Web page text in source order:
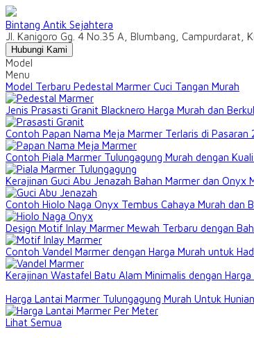
Bintang Antik Sejahtera
Jl. Kanigoro Gg. 4 No.35 A, Blumbang, Campurdarat,
Hubungi Kami
Model
Menu
Model Terbaru Pedestal Marmer Cuci Tangan Murah
Jenis Prasasti Granit Blacknero Harga Murah dan
Contoh Papan Nama Meja Marmer Terlaris di Pasaran
Contoh Piala Marmer Tulungagung Murah dengan
Kerajinan Guci Abu Jenazah Bahan Marmer dan Onyx
Contoh Hiolo Naga Onyx Tembus Cahaya Murah dan
Design Motif Inlay Marmer Mewah Terbaru dengan
Contoh Vandel Marmer dengan Harga Murah untuk
Kerajinan Wastafel Batu Alam Minimalis dengan Harga
Harga Lantai Marmer Tulungagung Murah Untuk
Lihat Semua